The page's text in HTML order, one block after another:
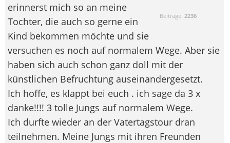
Beiträge: 2236
erinnerst mich so an meine
Tochter, die auch so gerne ein
Kind bekommen möchte und sie
versuchen es noch auf normalem Wege. Aber sie
haben sich auch schon ganz doll mit der
künstlichen Befruchtung auseinandergesetzt.
Ich hoffe, es klappt bei euch . ich sage da 3 x
danke!!!! 3 tolle Jungs auf normalem Wege.
Ich durfte wieder an der Vatertagstour dran
teilnehmen. Meine Jungs mit ihren Freunden